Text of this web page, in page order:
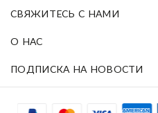
СВЯЖИТЕСЬ С НАМИ
О НАС
ПОДПИСКА НА НОВОСТИ